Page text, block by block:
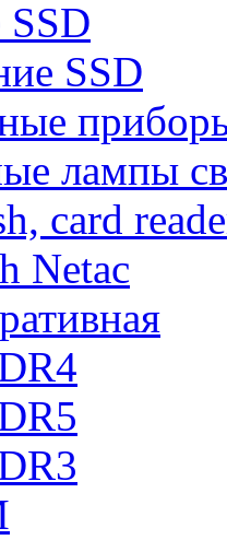
SSD
лампы
card
Netac